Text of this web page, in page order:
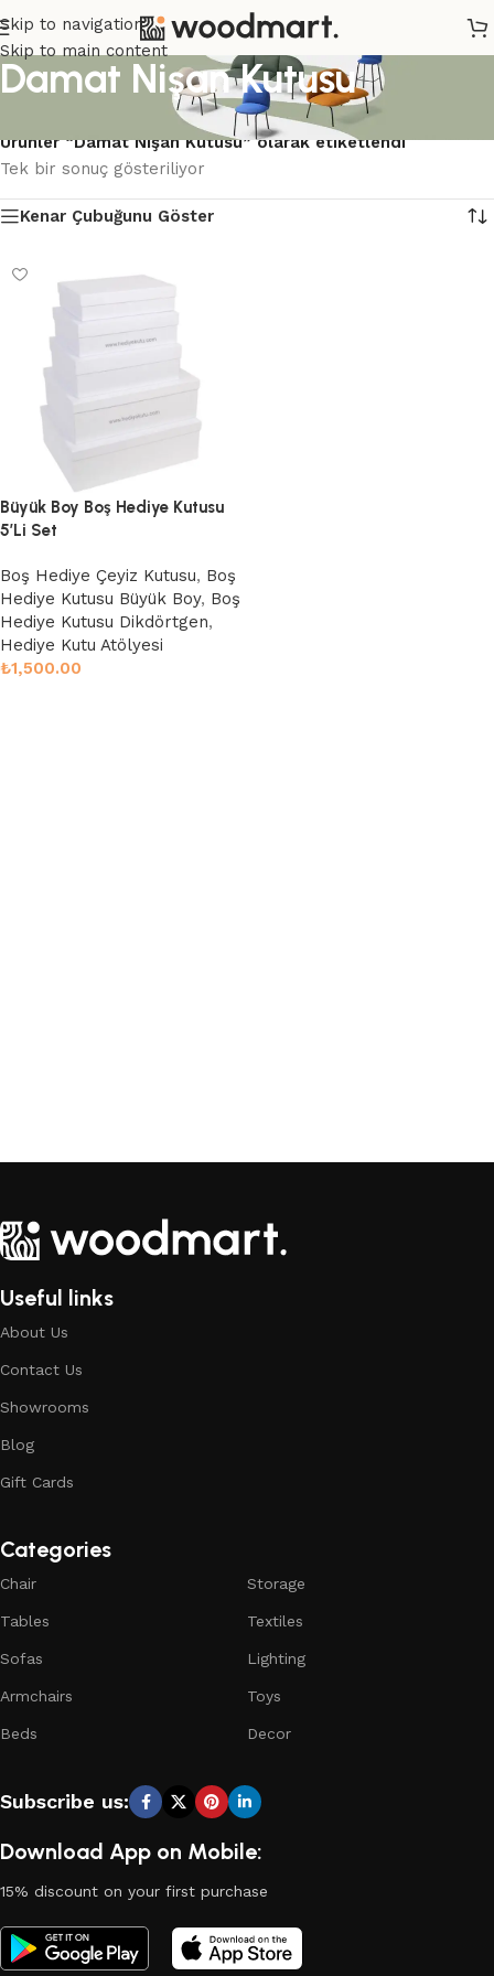
Skip to navigation
Skip to main content
Damat Nişan Kutusu
Ürünler “Damat Nişan Kutusu” olarak etiketlendi
Tek bir sonuç gösteriliyor
Kenar Çubuğunu Göster
Büyük Boy Boş Hediye Kutusu
5’Li Set
Boş Hediye Çeyiz Kutusu, Boş
Hediye Kutusu Büyük Boy, Boş
Hediye Kutusu Dikdörtgen,
Hediye Kutu Atölyesi
₺1,500.00
Useful links
About Us
Contact Us
Showrooms
Blog
Gift Cards
Categories
Chair
Tables
Sofas
Armchairs
Beds
Storage
Textiles
Lighting
Toys
Decor
Subscribe us:
Download App on Mobile:
15% discount on your first purchase